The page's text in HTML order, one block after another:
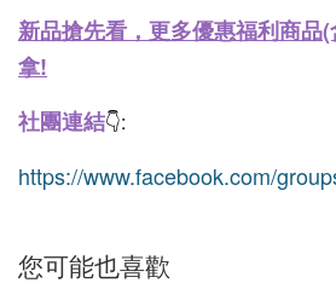
新品搶先看，更多優惠福利商品
拿!
社團連結👇:
https://www.facebook.com/
您可能也喜歡